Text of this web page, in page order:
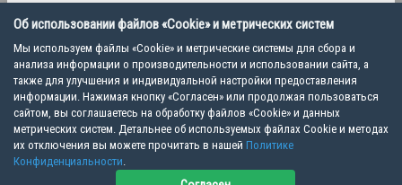
Политика конфиденциальности
Copyright © 2026 Ветеринарная школа VET MEET | ООО "ВМ", ИНН 7805824035
Об использовании файлов «Cookie» и метрических систем
Мы используем файлы «Cookie» и метрические системы для сбора и
анализа информации о производительности и использовании сайта, а
также для улучшения и индивидуальной настройки предоставления
информации. Нажимая кнопку «Согласен» или продолжая пользоваться
сайтом, вы соглашаетесь на обработку файлов «Cookie» и данных
метрических систем. Детальнее об используемых файлах Cookie и методах
их отключения вы можете прочитать в нашей Политике
Конфиденциальности.